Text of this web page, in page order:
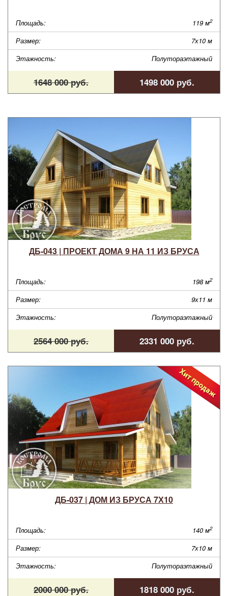
Площадь: 119 м2
Размер:
7х10 м
Этажность:
Полутораэтажный
1648 000 руб. 1498 000 руб.
ДБ-043 | ПРОЕКТ ДОМА 9 НА 11 ИЗ БРУСА
Площадь: 198 м2
Размер:
9х11 м
Этажность:
Полутораэтажный
2564 000 руб. 2331 000 руб.
ДБ-037 | ДОМ ИЗ БРУСА 7Х10
Площадь: 140 м2
Размер:
7х10 м
Этажность:
Полутораэтажный
2000 000 руб. 1818 000 руб.